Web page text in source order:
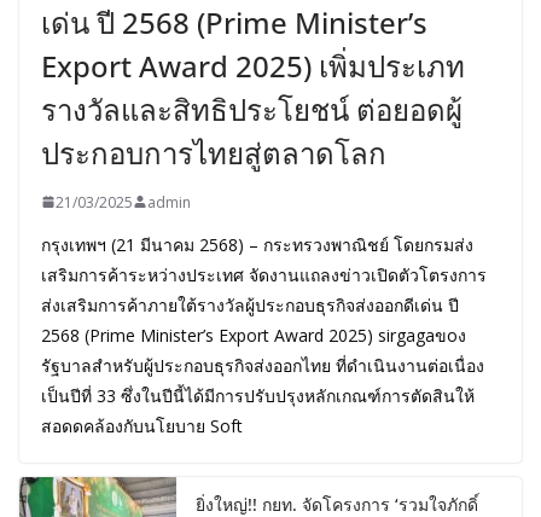
เด่น ปี 2568 (Prime Minister’s
Export Award 2025) เพิ่มประเภท
รางวัลและสิทธิประโยชน์ ต่อยอดผู้
ประกอบการไทยสู่ตลาดโลก
21/03/2025 admin
กรุงเทพฯ (21 มีนาคม 2568) – กระทรวงพาณิชย์ โดยกรมส่ง
เสริมการค้าระหว่างประเทศ จัดงานแถลงข่าวเปิดตัวโตรงการ
ส่งเสริมการค้าภายใต้รางวัลผู้ประกอบธุรกิจส่งออกดีเด่น ปี
2568 (Prime Minister’s Export Award 2025) sirgagaขoง
รัฐบาลสำหรับผู้ประกอบธุรกิจส่งออกไทย ที่ดำเนินงานต่อเนื่อง
เป็นปีที่ 33 ซึ่งในปีนี้ได้มีการปรับปรุงหลักเกณฑ์การตัดสินให้
สอดดคล้องกับนโยบาย Soft
ยิ่งใหญ่!! กยท. จัดโครงการ ‘รวมใจภักดิ์